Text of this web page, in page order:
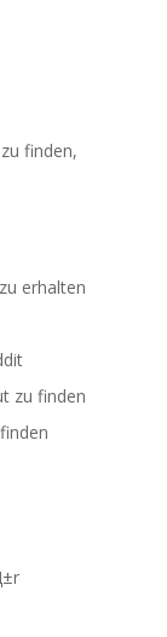
finden,
erhalten
zu finden